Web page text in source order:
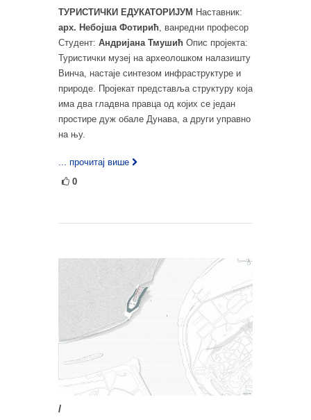
ТУРИСТИЧКИ ЕДУКАТОРИЈУМ Наставник:
арх. Небојша Фотирић , ванредни професор
Студент: Андријана Тмушић Опис пројекта:
Туристички музеј на археолошком налазишту
Винча, настаје синтезом инфраструктуре и
природе. Пројекат представља структуру која
има два гладвна правца од којих се један
простире дуж обале Дунава, а други управно
на њу.
... прочитај више
0
/